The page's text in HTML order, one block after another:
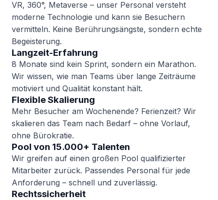
VR, 360°, Metaverse – unser Personal versteht
moderne Technologie und kann sie Besuchern
vermitteln. Keine Berührungsängste, sondern echte
Begeisterung.
Langzeit-Erfahrung
8 Monate sind kein Sprint, sondern ein Marathon.
Wir wissen, wie man Teams über lange Zeiträume
motiviert und Qualität konstant hält.
Flexible Skalierung
Mehr Besucher am Wochenende? Ferienzeit? Wir
skalieren das Team nach Bedarf – ohne Vorlauf,
ohne Bürokratie.
Pool von 15.000+ Talenten
Wir greifen auf einen großen Pool qualifizierter
Mitarbeiter zurück. Passendes Personal für jede
Anforderung – schnell und zuverlässig.
Rechtssicherheit